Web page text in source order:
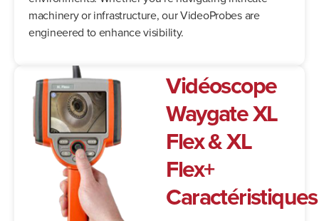
machinery or infrastructure, our VideoProbes are
engineered to enhance visibility.
Vidéoscope
Waygate XL
Flex & XL
Flex+
Caractéristiques